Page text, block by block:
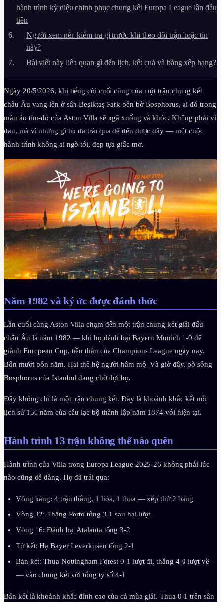
hành trình kỳ diệu chinh phục chung kết Europa League lần đầu
tiên
Người xem nên kiểm tra gì trước khi theo dõi trận hoặc tin
này?
Bài viết này liên quan gì đến lịch, kết quả và bảng xếp hạng?
Ngày 20/5/2026, khi tiếng còi cuối cùng của một trận chung kết
châu Âu vang lên ở sân Beşiktaş Park bên bờ Bosphorus, ai đó trong
màu áo tím-đỏ của Aston Villa sẽ ngã xuống và khóc. Không phải vì
đau, mà vì những gì họ đã trải qua để đến được đây — một cuộc
hành trình không ai ngờ tới, đẹp tựa giấc mơ.
Năm 1982 và ký ức được đánh thức
Lần cuối cùng Aston Villa chạm đến một trận chung kết giải đấu
châu Âu là năm 1982 — khi họ đánh bại Bayern Munich 1-0 để
giành European Cup, tiền thân của Champions League ngày nay.
Bốn mươi bốn năm. Hai thế hệ người hâm mộ. Và giờ đây, bờ sông
Bosphorus của Istanbul đang chờ đợi họ.
Đây không chỉ là một trận chung kết. Đây là khoảnh khắc kết nối
lịch sử 150 năm của câu lạc bộ thành lập năm 1874 với hiện tại.
Hành trình 13 trận không thể nào quên
Hành trình của Villa trong Europa League 2025-26 không phải lúc
nào cũng dễ dàng. Họ đã trải qua:
Vòng bảng: 4 trận thắng, 1 hòa, 1 thua — xếp thứ 2 bảng
Vòng 32: Thắng Porto tổng 3-1 sau hai lượt
Vòng 16: Đánh bại Atalanta tổng 3-2
Tứ kết: Hạ Bayer Leverkusen tổng 2-1
Bán kết: Thua Nottingham Forest 0-1 lượt đi, thắng 4-0 lượt về
— vào chung kết với tổng tỷ số 4-1
Bán kết là khoảnh khắc đỉnh cao của cả mùa giải. Thua 0-1 trên sân